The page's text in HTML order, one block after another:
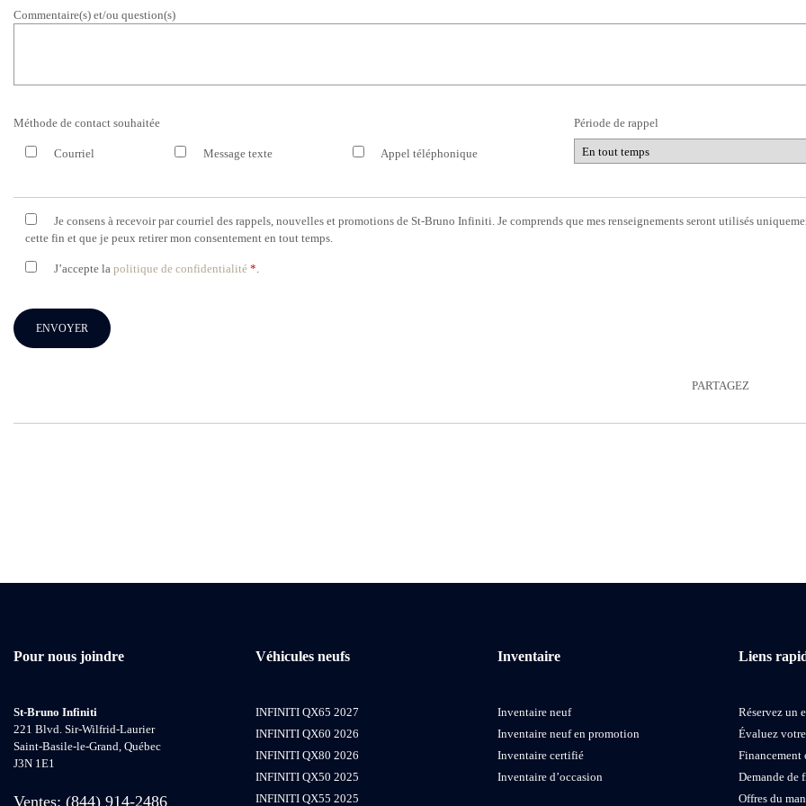
Commentaire(s) et/ou question(s)
Méthode de contact souhaitée
Courriel Message texte Appel téléphonique
Période de rappel
Je consens à recevoir par courriel des rappels, nouvelles et promotions de St-Bruno Infiniti. Je comprends que mes renseignements seront utilisés
cette fin et que je peux retirer mon consentement en tout temps.
J’accepte la politique de confidentialité *
PARTAGEZ
Pour nous joindre
St-Bruno Infiniti
221 Blvd. Sir-Wilfrid-Laurier
Saint-Basile-le-Grand Québec
J3N 1E1
Ventes: (844) 914-2486
Véhicules neufs
INFINITI QX65 2027
INFINITI QX60 2026
INFINITI QX80 2026
INFINITI QX50 2025
INFINITI QX55 2025
Inventaire
Inventaire neuf
Inventaire neuf en promotion
Inventaire certifié
Inventaire d’occasion
Liens
Réservez un
Évaluez
Demande de
Offres du